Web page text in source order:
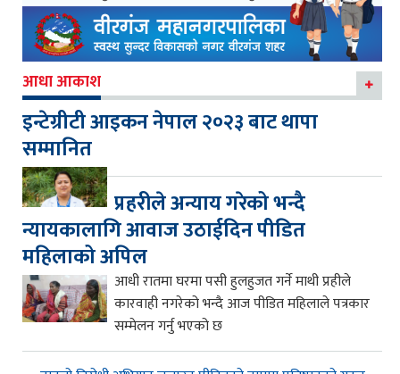
आधा आकाश
इन्टेग्रीटी आइकन नेपाल २०२३ बाट थापा
सम्मानित
प्रहरीले अन्याय गरेको भन्दै
न्यायकालागि आवाज उठाईदिन पीडित
महिलाको अपिल
आधी रातमा घरमा पसी हुलहुजत गर्ने माथी प्रहीले
कारवाही नगरेको भन्दै आज पीडित महिलाले पत्रकार
सम्मेलन गर्नु भएको छ